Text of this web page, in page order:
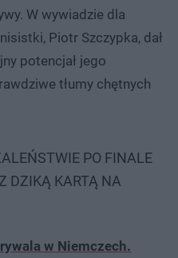
W wywiadzie dla
Piotr Szczypka, dał
potencjał jego
tłumy chętnych
PO FINALE
DZIKĄ KARTĄ NA
w Niemczech.